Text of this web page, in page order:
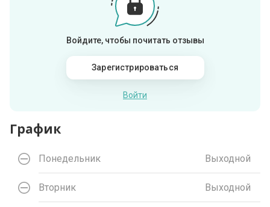
Войдите, чтобы почитать отзывы
Зарегистрироваться
Войти
График
Понедельник Выходной
Вторник Выходной